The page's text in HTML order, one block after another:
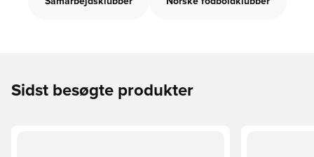
Sidst besøgte produkter